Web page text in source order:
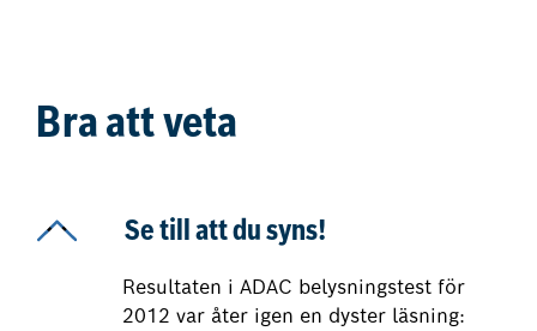
Bra att veta
Se till att du syns!
Resultaten i ADAC belysningstest för
2012 var åter igen en dyster läsning: